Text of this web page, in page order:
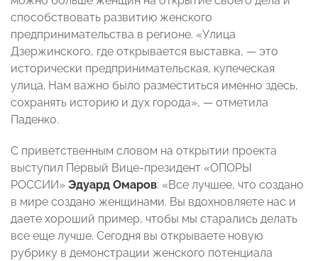
способствовать развитию женского
предпринимательства в регионе. «Улица
Дзержинского, где открывается выставка, — это
исторически предпринимательская, купеческая
улица. Нам важно было разместиться именно здесь,
сохранять историю и дух города», — отметила
Паденко.
С приветственным словом на открытии проекта
выступил Первый Вице-президент «ОПОРЫ
РОССИИ» Эдуард Омаров: «Все лучшее, что создано
в мире создано женщинами. Вы вдохновляете нас и
даете хороший пример, чтобы мы старались делать
все еще лучше. Сегодня вы открываете новую
рубрику в демонстрации женского потенциала